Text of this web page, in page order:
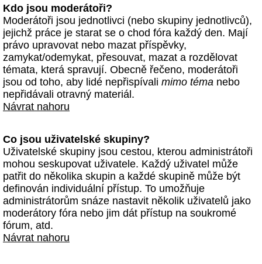
Kdo jsou moderátoři?
Moderátoři jsou jednotlivci (nebo skupiny jednotlivců),
jejichž práce je starat se o chod fóra každý den. Mají
právo upravovat nebo mazat příspěvky,
zamykat/odemykat, přesouvat, mazat a rozdělovat
témata, která spravují. Obecně řečeno, moderátoři
jsou od toho, aby lidé nepřispívali mimo téma nebo
nepřidávali otravný materiál.
Návrat nahoru
Co jsou uživatelské skupiny?
Uživatelské skupiny jsou cestou, kterou administrátoři
mohou seskupovat uživatele. Každý uživatel může
patřit do několika skupin a každé skupině může být
definován individuální přístup. To umožňuje
administrátorům snáze nastavit několik uživatelů jako
moderátory fóra nebo jim dát přístup na soukromé
fórum, atd.
Návrat nahoru